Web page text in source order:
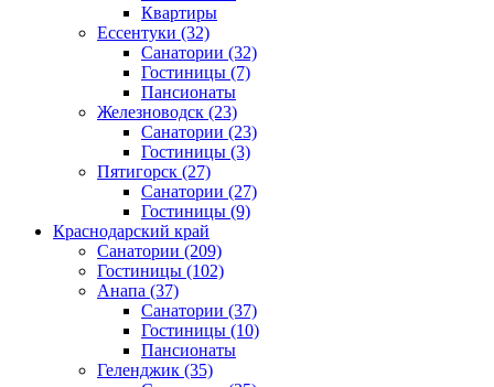
Квартиры
Ессентуки (32)
Санатории (32)
Гостиницы (7)
Пансионаты
Железноводск (23)
Санатории (23)
Гостиницы (3)
Пятигорск (27)
Санатории (27)
Гостиницы (9)
Краснодарский край
Санатории (209)
Гостиницы (102)
Анапа (37)
Санатории (37)
Гостиницы (10)
Пансионаты
Геленджик (35)